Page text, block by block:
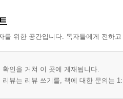
를 위한 공간입니다. 독자들에게 전하
확인을 거쳐 이 곳에 게재됩니다.
리뷰는 리뷰 쓰기를, 책에 대한 문의는